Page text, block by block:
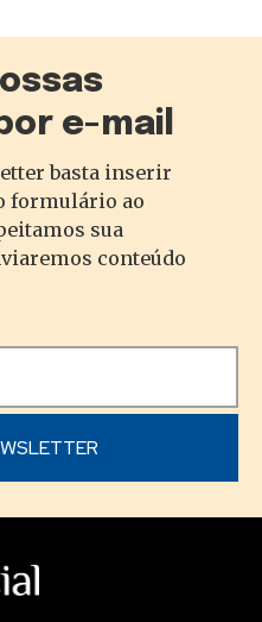
e-mail
basta inserir
formulário ao
sua
conteúdo